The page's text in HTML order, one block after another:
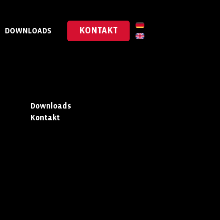
DOWNLOADS KONTAKT
Downloads
Kontakt